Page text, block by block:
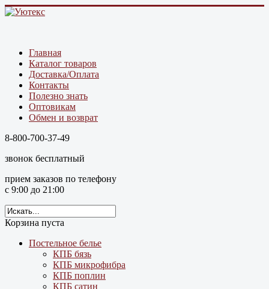
Главная
Каталог товаров
Доставка/Оплата
Контакты
Полезно знать
Оптовикам
Обмен и возврат
8-800-700-37-49
звонок бесплатный
прием заказов по телефону
с 9:00 до 21:00
Корзина пуста
Постельное белье
КПБ бязь
КПБ микрофибра
КПБ поплин
КПБ сатин